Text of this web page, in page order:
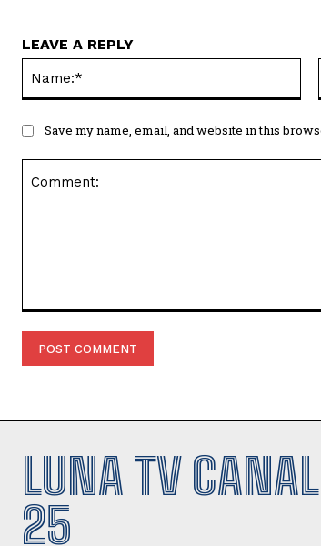
LEAVE A REPLY
Save my name, email, and website in this
LUNA TV CANAL
25